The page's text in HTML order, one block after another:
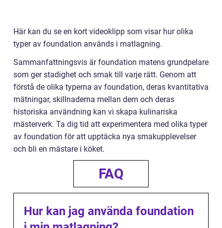
Här kan du se en kort videoklipp som visar hur olika
typer av foundation används i matlagning.
Sammanfattningsvis är foundation matens grundpelare
som ger stadighet och smak till varje rätt. Genom att
förstå de olika typerna av foundation, deras kvantitativa
mätningar, skillnaderna mellan dem och deras
historiska användning kan vi skapa kulinariska
mästerverk. Ta dig tid att experimentera med olika typer
av foundation för att upptäcka nya smakupplevelser
och bli en mästare i köket.
FAQ
Hur kan jag använda foundation